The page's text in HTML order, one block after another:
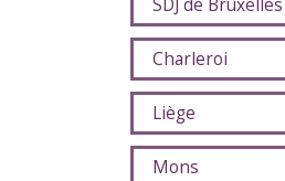
SDJ de Bruxelles
Charleroi
Liège
Mons